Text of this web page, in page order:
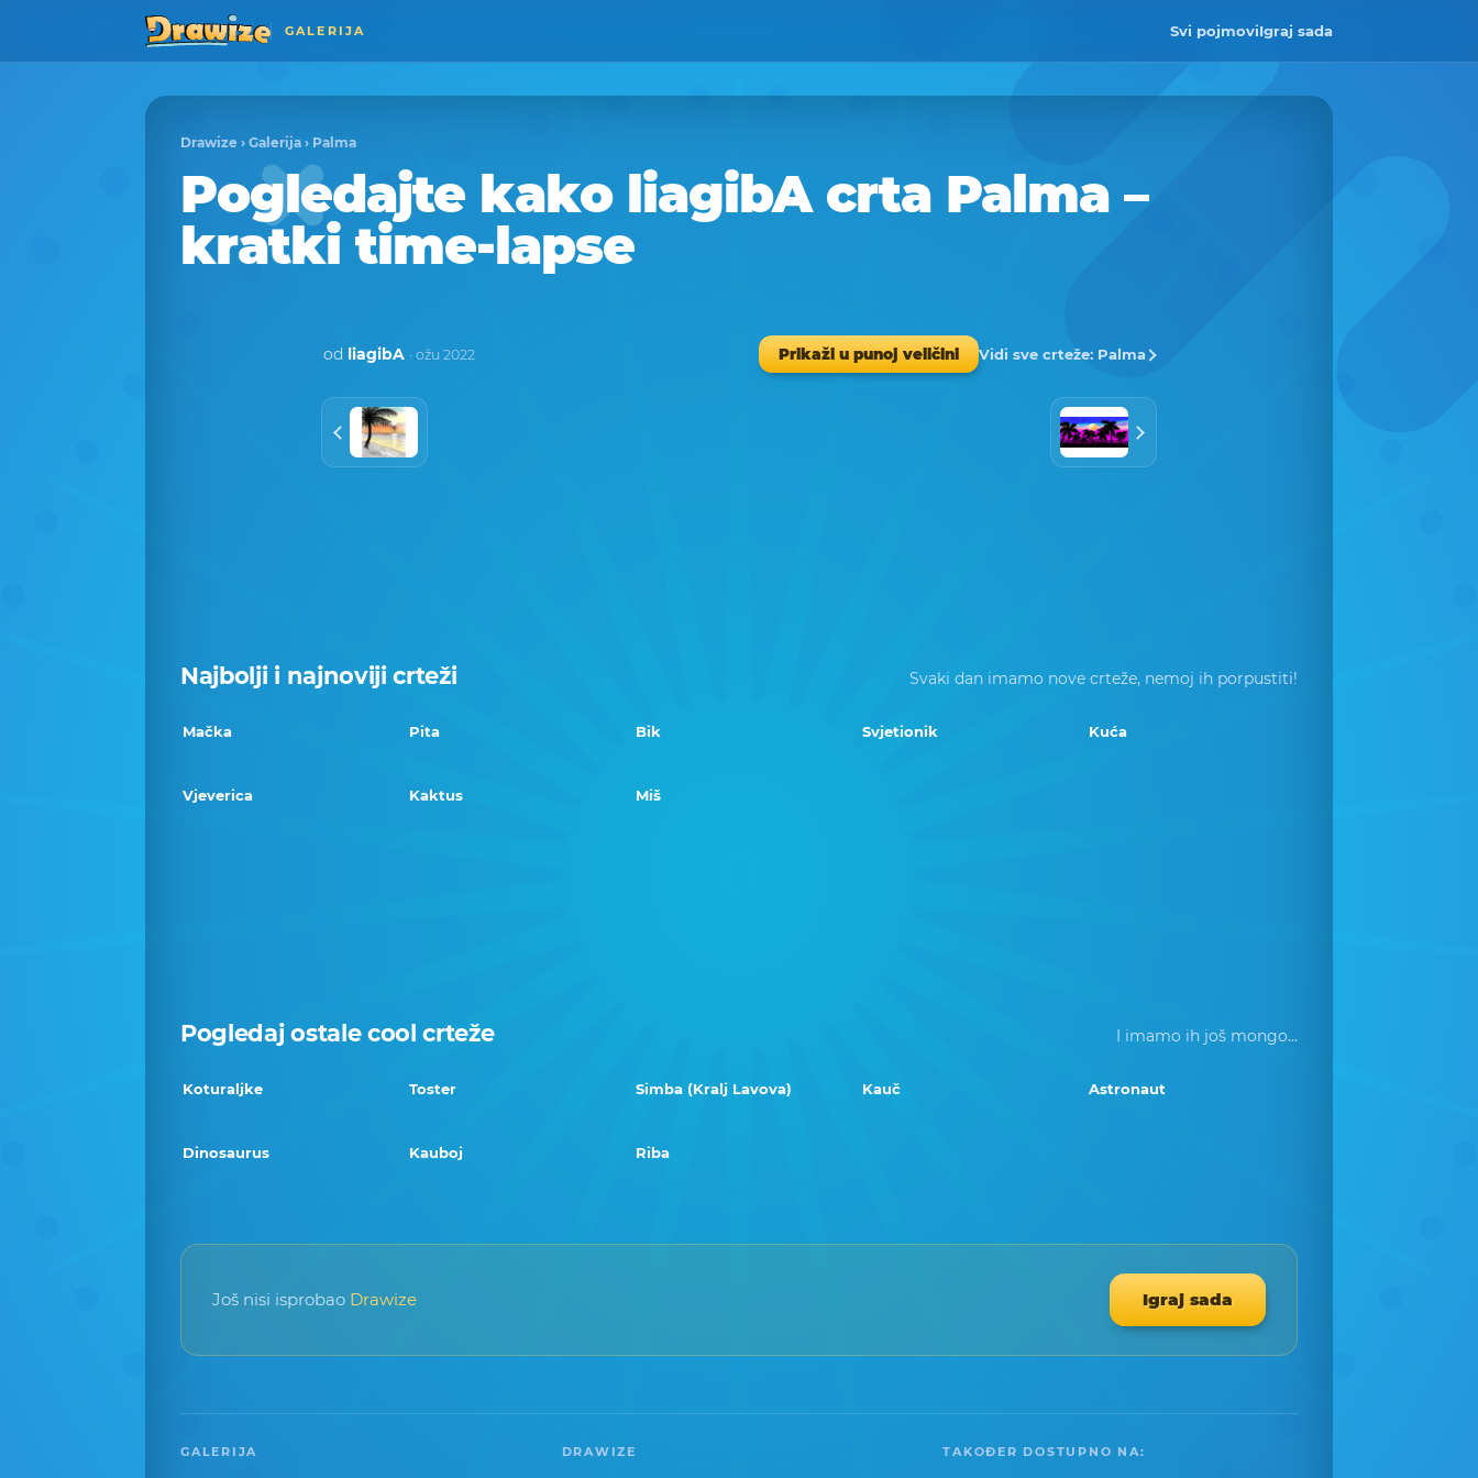
GALERIJA Svi pojmoviIgraj sada
Drawize › Galerija › Palma
Pogledajte kako liagibA crta Palma –
kratki time-lapse
od liagibA · ožu 2022 Prikaži u punoj veličini Vidi sve crteže: Palma
Najbolji i najnoviji crteži Svaki dan imamo nove crteže, nemoj ih porpustiti!
Mačka Pita Bik Svjetionik Kuća
Vjeverica Kaktus Miš
Pogledaj ostale cool crteže I imamo ih još mongo...
Koturaljke Toster Simba (Kralj Lavova) Kauč Astronaut
Dinosaurus Kauboj Riba
Još nisi isprobao Drawize Igraj sada
GALERIJA DRAWIZE TAKOĐER DOSTUPNO NA: